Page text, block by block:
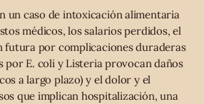
un caso de intoxicación alimentaria
médicos, los salarios perdidos, el
futura por complicaciones duraderas
por E. coli y Listeria provocan daños
a largo plazo) y el dolor y el
que implican hospitalización, una